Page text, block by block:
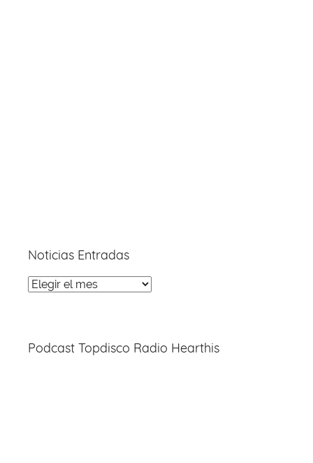
Noticias Entradas
Noticias
Podcast Topdisco Radio Hearthis